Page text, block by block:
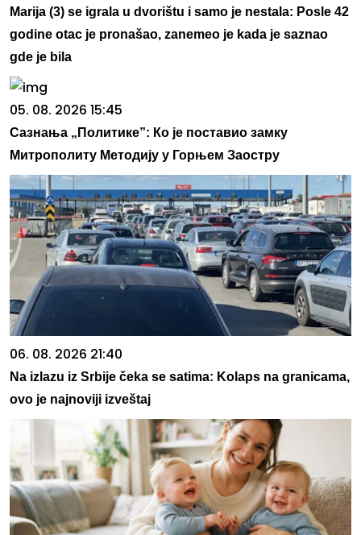
Marija (3) se igrala u dvorištu i samo je nestala: Posle 42
godine otac je pronašao, zanemeo je kada je saznao
gde je bila
05. 08. 2026 15:45
Сазнања „Политике”: Ко је поставио замку
Митрополиту Методију у Горњем Заостру
06. 08. 2026 21:40
Na izlazu iz Srbije čeka se satima: Kolaps na granicama,
ovo je najnoviji izveštaj